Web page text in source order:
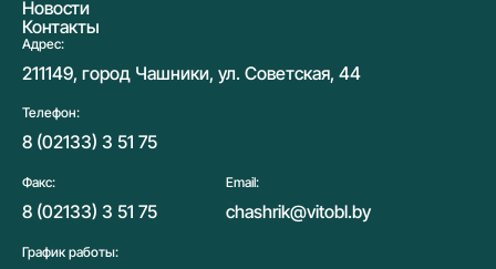
Новости
Контакты
Адрес:
211149, город Чашники, ул. Советская, 44
Телефон:
8 (02133) 3 51 75
Факс:
8 (02133) 3 51 75
Email:
chashrik@vitobl.by
График работы: